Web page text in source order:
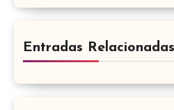
Entradas Relacionadas